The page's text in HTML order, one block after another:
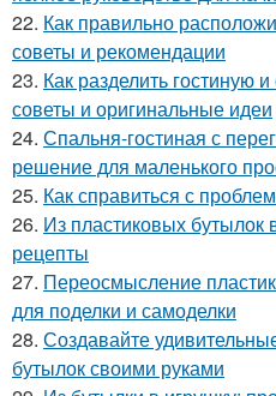
22. Как правильно
советы и рекомендации
23. Как разделить гостиную
советы и оригинальные идеи
24. Спальня-гостиная с
решение для маленького
25. Как справиться с
26. Из пластиковых
рецепты
27. Переосмысление
для поделки и самоделки
28. Создавайте
бутылок своими руками